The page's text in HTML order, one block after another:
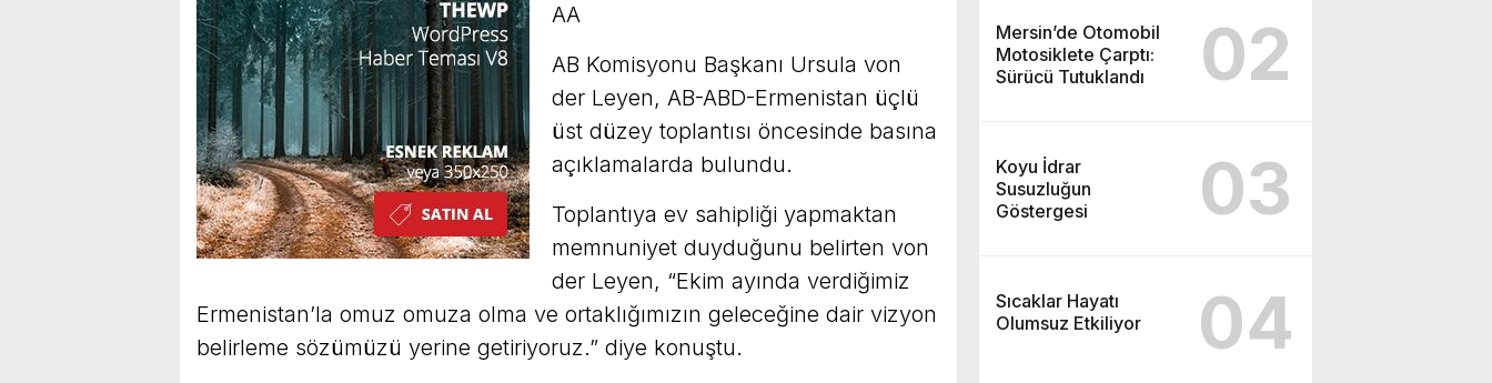
Mersin’de Otomobil
Motosiklete Çarptı:
Sürücü Tutuklandı
02
Koyu İdrar
Susuzluğun
Göstergesi
03
Sıcaklar Hayatı
Olumsuz Etkiliyor
04
AA
AB Komisyonu Başkanı Ursula von
der Leyen, AB-ABD-Ermenistan üçlü
üst düzey toplantısı öncesinde basına
açıklamalarda bulundu.
Toplantıya ev sahipliği yapmaktan
memnuniyet duyduğunu belirten von
der Leyen, “Ekim ayında verdiğimiz
Ermenistan’la omuz omuza olma ve ortaklığımızın geleceğine dair vizyon
belirleme sözümüzü yerine getiriyoruz.” diye konuştu.